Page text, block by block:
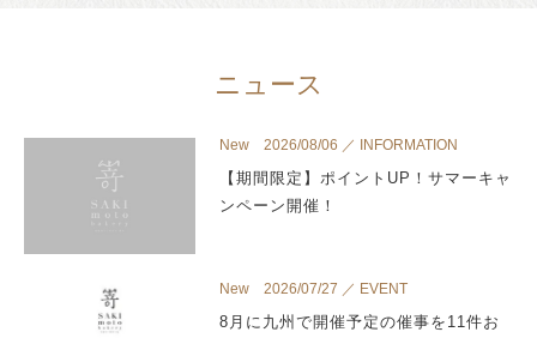
ニュース
New 2026/08/06 ／ INFORMATION
【期間限定】ポイントUP！サマーキャ
ンペーン開催！
New 2026/07/27 ／ EVENT
8月に九州で開催予定の催事を11件お